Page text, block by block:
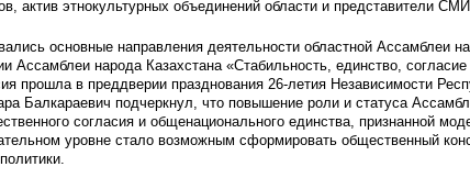
актив этнокультурных объединений области и представители
основные направления деятельности областной Ассамблеи
Ассамблеи народа Казахстана «Стабильность, единство,
прошла в преддверии празднования 26-летия Независимости
Балкараевич подчеркнул, что повышение роли и статуса
согласия и общенационального единства, признанной
уровне стало возможным сформировать общественный